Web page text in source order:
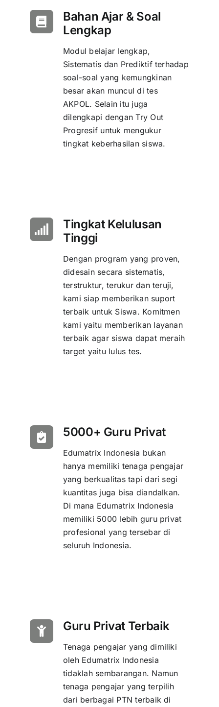
Bahan Ajar & Soal
Lengkap
Modul belajar lengkap,
Sistematis dan Prediktif terhadap
soal-soal yang kemungkinan
besar akan muncul di tes
AKPOL. Selain itu juga
dilengkapi dengan Try Out
Progresif untuk mengukur
tingkat keberhasilan siswa.
Tingkat Kelulusan
Tinggi
Dengan program yang proven,
didesain secara sistematis,
terstruktur, terukur dan teruji,
kami siap memberikan suport
terbaik untuk Siswa. Komitmen
kami yaitu memberikan layanan
terbaik agar siswa dapat meraih
target yaitu lulus tes.
5000+ Guru Privat
Edumatrix Indonesia bukan
hanya memiliki tenaga pengajar
yang berkualitas tapi dari segi
kuantitas juga bisa diandalkan.
Di mana Edumatrix Indonesia
memiliki 5000 lebih guru privat
profesional yang tersebar di
seluruh Indonesia.
Guru Privat Terbaik
Tenaga pengajar yang dimiliki
oleh Edumatrix Indonesia
tidaklah sembarangan. Namun
tenaga pengajar yang terpilih
dari berbagai PTN terbaik di